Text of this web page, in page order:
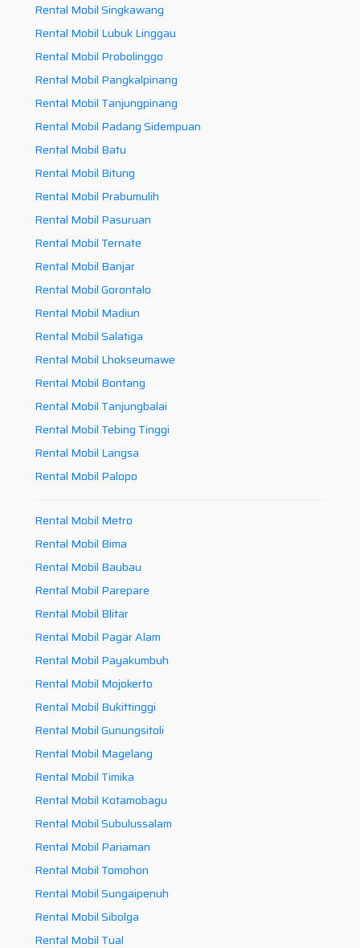
Rental Mobil Singkawang
Rental Mobil Lubuk Linggau
Rental Mobil Probolinggo
Rental Mobil Pangkalpinang
Rental Mobil Tanjungpinang
Rental Mobil Padang Sidempuan
Rental Mobil Batu
Rental Mobil Bitung
Rental Mobil Prabumulih
Rental Mobil Pasuruan
Rental Mobil Ternate
Rental Mobil Banjar
Rental Mobil Gorontalo
Rental Mobil Madiun
Rental Mobil Salatiga
Rental Mobil Lhokseumawe
Rental Mobil Bontang
Rental Mobil Tanjungbalai
Rental Mobil Tebing Tinggi
Rental Mobil Langsa
Rental Mobil Palopo
Rental Mobil Metro
Rental Mobil Bima
Rental Mobil Baubau
Rental Mobil Parepare
Rental Mobil Blitar
Rental Mobil Pagar Alam
Rental Mobil Payakumbuh
Rental Mobil Mojokerto
Rental Mobil Bukittinggi
Rental Mobil Gunungsitoli
Rental Mobil Magelang
Rental Mobil Timika
Rental Mobil Kotamobagu
Rental Mobil Subulussalam
Rental Mobil Pariaman
Rental Mobil Tomohon
Rental Mobil Sungaipenuh
Rental Mobil Sibolga
Rental Mobil Tual